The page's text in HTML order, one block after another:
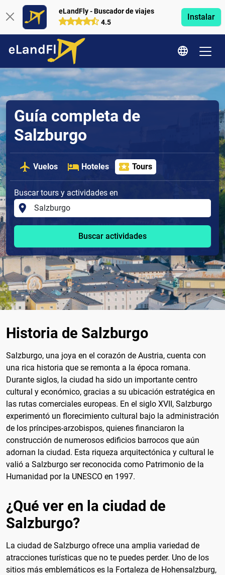
eLandFly - Buscador de viajes
4.5
Instalar
Guía completa de
Salzburgo
Vuelos Hoteles Tours
Buscar tours y actividades en
Buscar actividades
Historia de Salzburgo
Salzburgo, una joya en el corazón de Austria, cuenta con
una rica historia que se remonta a la época romana.
Durante siglos, la ciudad ha sido un importante centro
cultural y económico, gracias a su ubicación estratégica en
las rutas comerciales europeas. En el siglo XVII, Salzburgo
experimentó un florecimiento cultural bajo la administración
de los príncipes-arzobispos, quienes financiaron la
construcción de numerosos edificios barrocos que aún
adornan la ciudad. Esta riqueza arquitectónica y cultural le
valió a Salzburgo ser reconocida como Patrimonio de la
Humanidad por la UNESCO en 1997.
¿Qué ver en la ciudad de
Salzburgo?
La ciudad de Salzburgo ofrece una amplia variedad de
atracciones turísticas que no te puedes perder. Uno de los
sitios más emblemáticos es la Fortaleza de Hohensalzburg,